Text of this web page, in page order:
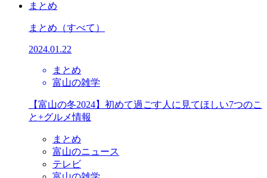
まとめ
まとめ （すべて）
2024.01.22
まとめ
富山の雑学
【富山の冬2024】初めて過ごす人に見てほしい7つのこ
と+グルメ情報
まとめ
富山のニュース
テレビ